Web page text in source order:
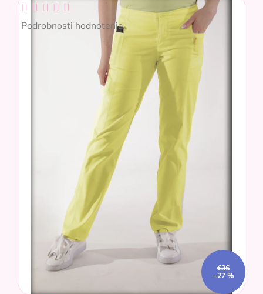
Priemerné
hodnotenie
Podrobnosti hodnotenia
€36
–27 %